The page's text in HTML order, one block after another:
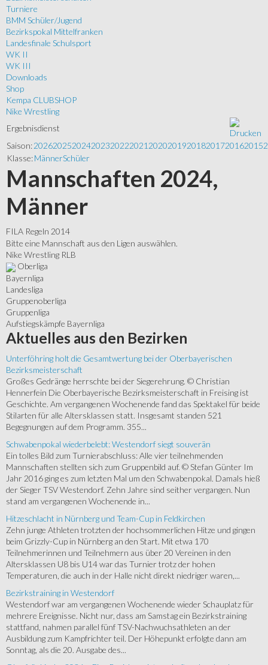
Turniere
BMM Schüler/Jugend
Bezirkspokal Mittelfranken
Landesfinale Schulsport
WK II
WK III
Downloads
Shop
Kempa CLUBSHOP
Nike Wrestling
Ergebnisdienst
Saison:202620252024202320222021 202020192018201720162015
Klasse:MännerSchüler
Mannschaften 2024,
Männer
FILA Regeln 2014
Bitte eine Mannschaft aus den Ligen auswählen.
Nike Wrestling RLB
Oberliga
Bayernliga
Landesliga
Gruppenoberliga
Gruppenliga
Aufstiegskämpfe Bayernliga
Aktuelles aus den Bezirken
Unterföhring holt die Gesamtwertung bei der Oberbayerischen
Bezirksmeisterschaft
Großes Gedränge herrschte bei der Siegerehrung. © Christian
Hennerfein Die Oberbayerische Bezirksmeisterschaft in Freising ist
Geschichte. Am vergangenen Wochenende fand das Spektakel für beide
Stilarten für alle Altersklassen statt. Insgesamt standen 521
Begegnungen auf dem Programm. 355...
Schwabenpokal wiederbelebt: Westendorf siegt souverän
Ein tolles Bild zum Turnierabschluss: Alle vier teilnehmenden
Mannschaften stellten sich zum Gruppenbild auf. © Stefan Günter Im
Jahr 2016 ging es zum letzten Mal um den Schwabenpokal. Damals hieß
der Sieger TSV Westendorf. Zehn Jahre sind seither vergangen. Nun
stand am vergangenen Wochenende in...
Hitzeschlacht in Nürnberg und Team-Cup in Feldkirchen
Zehn junge Athleten trotzten der hochsommerlichen Hitze und gingen
beim Grizzly-Cup in Nürnberg an den Start. Mit etwa 170
Teilnehmerinnen und Teilnehmern aus über 20 Vereinen in den
Altersklassen U8 bis U14 war das Turnier trotz der hohen
Temperaturen, die auch in der Halle nicht direkt niedriger waren,...
Bezirkstraining in Westendorf
Westendorf war am vergangenen Wochenende wieder Schauplatz für
mehrere Ereignisse. Nicht nur, dass am Samstag ein Bezirkstraining
stattfand, nahmen parallel fünf TSV-Nachwuchsathleten an der
Ausbildung zum Kampfrichter teil. Der Höhepunkt erfolgte dann am
Sonntag, als die 20. Ausgabe des...